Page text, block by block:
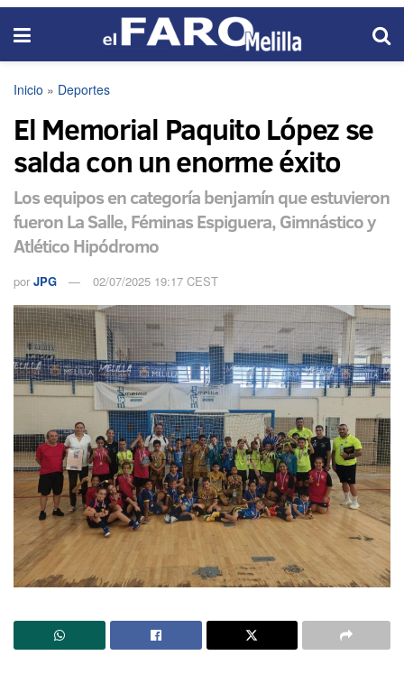
Inicio » Deportes
El Memorial Paquito López se
salda con un enorme éxito
Los equipos en categoría benjamín que estuvieron
fueron La Salle, Féminas Espiguera, Gimnástico y
Atlético Hipódromo
por JPG 02/07/2025 19:17 CEST